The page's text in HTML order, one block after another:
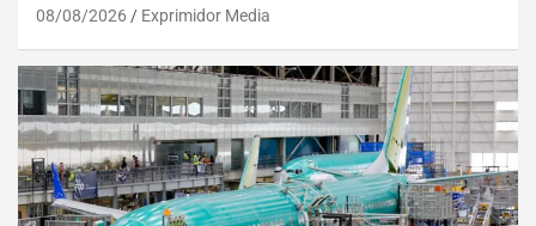
08/08/2026 Exprimidor Media